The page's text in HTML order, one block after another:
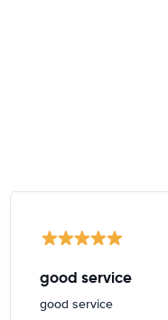
good service
good service